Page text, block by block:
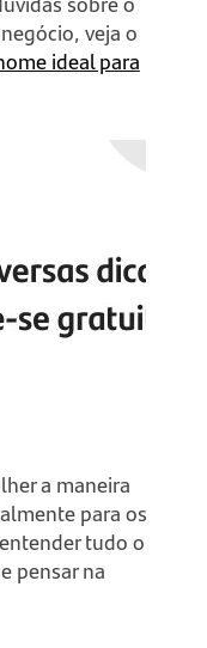
veja o
ideal para
a maneira
para os
tudo o
pensar na